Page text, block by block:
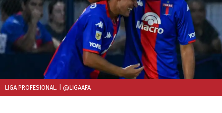
LIGA PROFESIONAL. | @LIGAAFA